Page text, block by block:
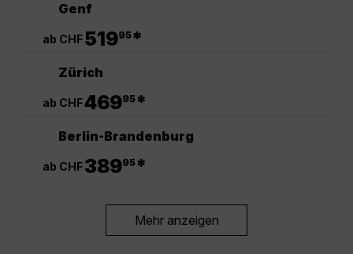
Genf
ab CHF51995*
Zürich
ab CHF46995*
Berlin-Brandenburg
ab CHF38995*
Mehr anzeigen